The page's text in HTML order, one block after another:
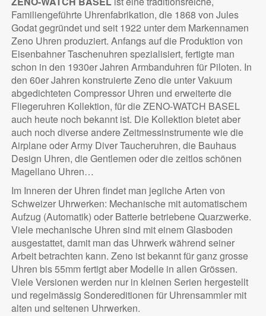
Familiengeführte Uhrenfabrikation, die 1868 von Jules
Godat gegründet und seit 1922 unter dem Markennamen
Zeno Uhren produziert. Anfangs auf die Produktion von
Eisenbahner Taschenuhren spezialisiert, fertigte man
schon in den 1930er Jahren Armbanduhren für Piloten. In
den 60er Jahren konstruierte Zeno die unter Vakuum
abgedichteten Compressor Uhren und erweiterte die
Fliegeruhren Kollektion, für die ZENO-WATCH BASEL
auch heute noch bekannt ist. Die Kollektion bietet aber
auch noch diverse andere Zeitmessinstrumente wie die
Airplane oder Army Diver Taucheruhren, die Bauhaus
Design Uhren, die Gentlemen oder die zeitlos schönen
Magellano Uhren…
Im Inneren der Uhren findet man jegliche Arten von
Schweizer Uhrwerken: Mechanische mit automatischem
Aufzug (Automatik) oder Batterie betriebene Quarzwerke.
Viele mechanische Uhren sind mit einem Glasboden
ausgestattet, damit man das Uhrwerk während seiner
Arbeit betrachten kann. Zeno ist bekannt für ganz grosse
Uhren bis 55mm fertigt aber Modelle in allen Grössen.
Viele Versionen werden nur in kleinen Serien hergestellt
und regelmässig Sondereditionen für Uhrensammler mit
alten und seltenen Uhrwerken.